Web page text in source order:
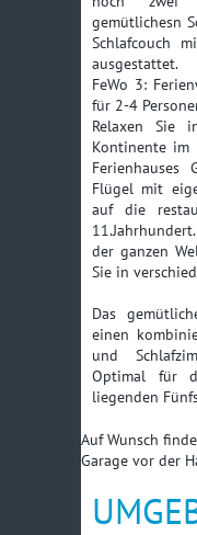
gemütlichesn
Schlafcouch
ausgestattet.
FeWo 3:
für 2-4
Relaxen Sie
Kontinente im
Ferienhauses
Flügel mit
auf die
der ganzen
Sie in
Das
einen
und
Optimal für
liegenden
Auf Wunsch
Garage vor der